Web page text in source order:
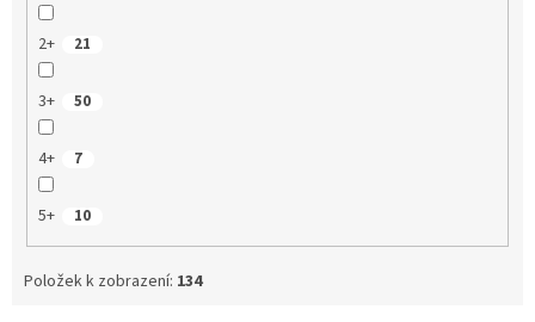
2+ 21
3+ 50
4+ 7
5+ 10
Položek k zobrazení: 134